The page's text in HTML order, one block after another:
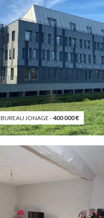
BUREAU JONAGE -400 000€